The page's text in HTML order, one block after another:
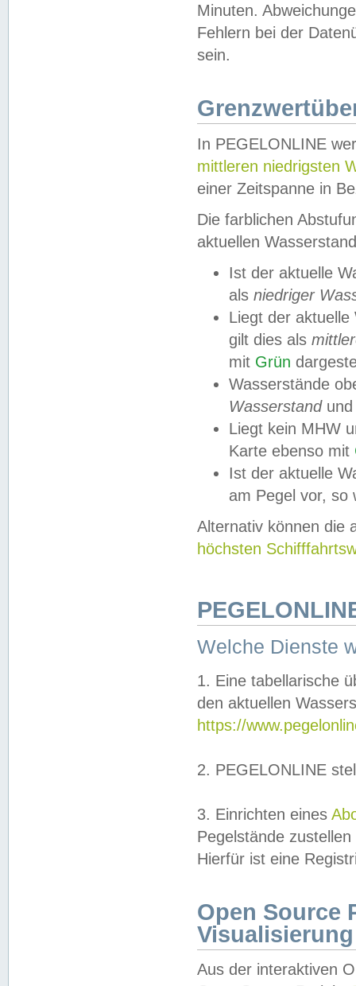
Minuten.
Fehlern bei der
sein.
In PEGELONLINE
mittleren niedrigsten
einer Zeitspanne in
Die farblichen
aktuellen
Ist der aktuelle
als niedriger
Liegt der
gilt dies als
mit Grün
Wasserstände
Wasserstandund
Liegt kein MHW
Karte ebenso mit
Ist der aktuelle
am Pegel vor,
Alternativ können die
höchsten
Welche Dienste
1. Eine tabellarische
den aktuellen
https://
2. PEGELONLINE
3. Einrichten eines
Pegelstände
Hierfür ist eine
Open Source
Visualisierung
Aus der interaktiven